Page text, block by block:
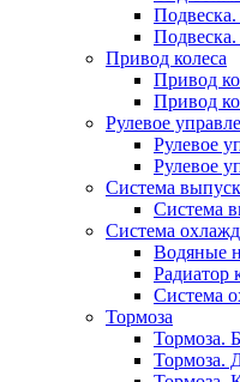
Подвеска.
Привод колеса
Привод
Привод
Рулевое
Рулевое
Рулевое
Система
Система
Система
Водяные
Радиатор
Система
Тормоза
Тормоза.
Тормоза.